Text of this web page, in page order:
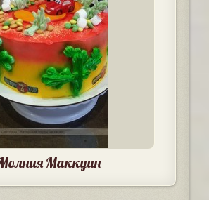
Маккуин